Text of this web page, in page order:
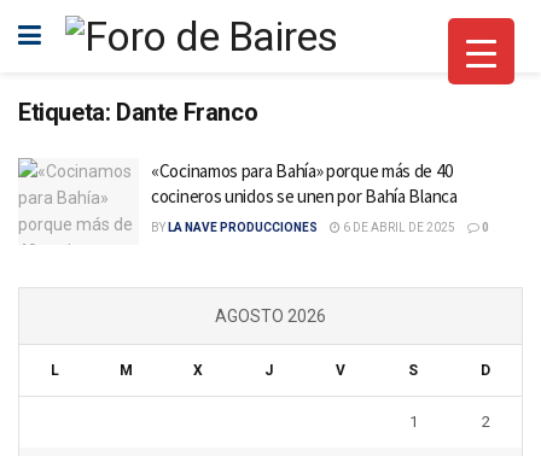
Etiqueta: Dante Franco
«Cocinamos para Bahía» porque más de 40
cocineros unidos se unen por Bahía Blanca
BY LA NAVE PRODUCCIONES 6 DE ABRIL DE 2025 0
AGOSTO 2026
L M X J V S D
1 2